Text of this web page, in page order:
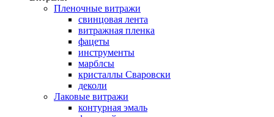
Пленочные витражи
свинцовая лента
витражная пленка
фацеты
инструменты
марблсы
кристаллы Сваровски
деколи
Лаковые витражи
контурная эмаль